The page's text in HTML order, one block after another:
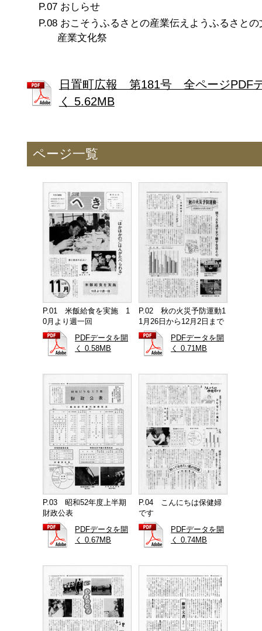
おしらせ
おこそうふるさとの産業伝えようふるさと
産業文化祭
日置町広報 第181号 全ページPDF
く 5.62MB
ページ一覧
P.01 米飯給食を実施 1
0月より週一回
PDFデータを開
く 0.58MB
P.02 秋の火災予防運動1
1月26日から12月2日まで
PDFデータを開
く 0.71MB
P.03 昭和52年度上半期
財政公表
PDFデータを開
く 0.67MB
P.04 こんにちは保健婦
です
PDFデータを開
く 0.74MB